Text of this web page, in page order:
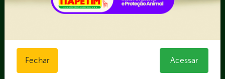
Educação e Esportes
Gabinete
Mulher
Saúde
Fechar Acessar